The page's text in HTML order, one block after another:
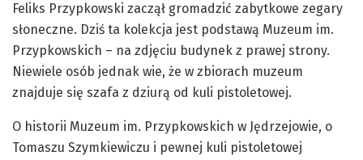
Feliks Przypkowski zaczął gromadzić zabytkowe zegary
słoneczne. Dziś ta kolekcja jest podstawą Muzeum im.
Przypkowskich – na zdjęciu budynek z prawej strony.
Niewiele osób jednak wie, że w zbiorach muzeum
znajduje się szafa z dziurą od kuli pistoletowej.
O historii Muzeum im. Przypkowskich w Jędrzejowie, o
Tomaszu Szymkiewiczu i pewnej kuli pistoletowej